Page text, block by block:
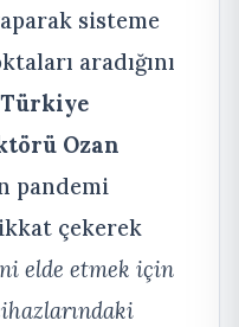
sisteme
aradığını
Ozan
pandemi
çekerek
elde etmek için